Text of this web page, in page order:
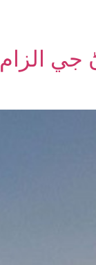
جي